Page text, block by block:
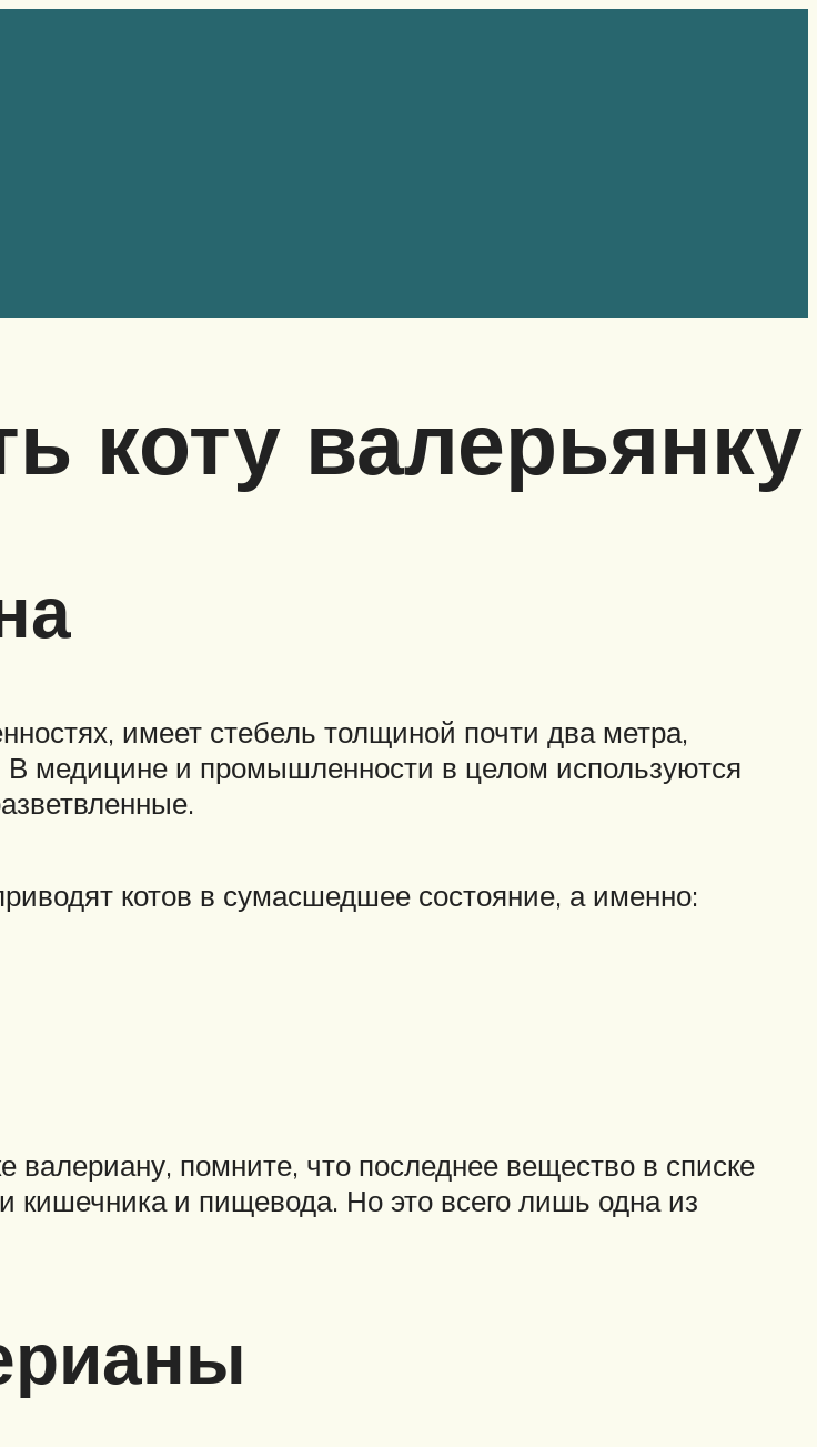
коту валерьянку
имеет стебель толщиной почти два метра,
медицине и промышленности в целом используются
котов в сумасшедшее состояние, а именно:
помните, что последнее вещество в списке
кишечника и пищевода. Но это всего лишь одна из